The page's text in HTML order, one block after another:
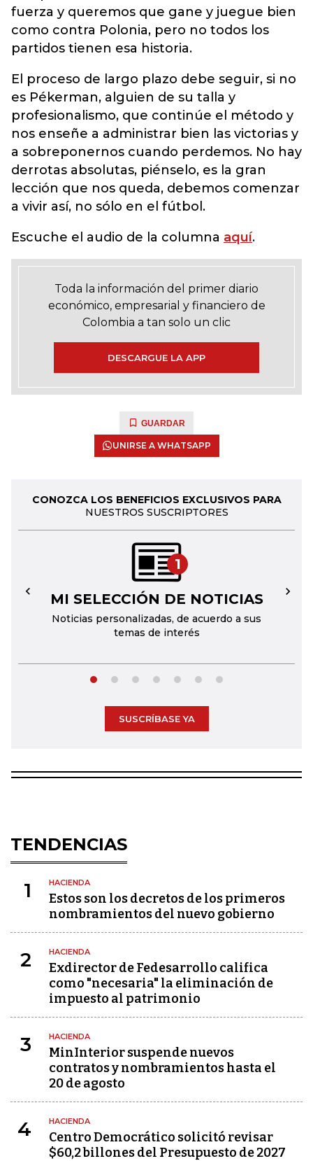
fuerza y queremos que gane y juegue bien
como contra Polonia, pero no todos los
partidos tienen esa historia.
El proceso de largo plazo debe seguir, si no
es Pékerman, alguien de su talla y
profesionalismo, que continúe el método y
nos enseñe a administrar bien las victorias y
a sobreponernos cuando perdemos. No hay
derrotas absolutas, piénselo, es la gran
lección que nos queda, debemos comenzar
a vivir así, no sólo en el fútbol.
Escuche el audio de la columna aquí.
Toda la información del primer diario
económico, empresarial y financiero de
Colombia a tan solo un clic
DESCARGUE LA APP
GUARDAR
UNIRSE A WHATSAPP
CONOZCA LOS BENEFICIOS EXCLUSIVOS PARA
NUESTROS SUSCRIPTORES
1
MI SELECCIÓN DE NOTICIAS
Noticias personalizadas, de acuerdo a sus
temas de interés
← →
SUSCRÍBASE YA
TENDENCIAS
1 HACIENDA
Estos son los decretos de los primeros
nombramientos del nuevo gobierno
2 HACIENDA
Exdirector de Fedesarrollo califica
como "necesaria" la eliminación de
impuesto al patrimonio
3 HACIENDA
MinInterior suspende nuevos
contratos y nombramientos hasta el
20 de agosto
4 HACIENDA
Centro Democrático solicitó revisar
$60,2 billones del Presupuesto de 2027